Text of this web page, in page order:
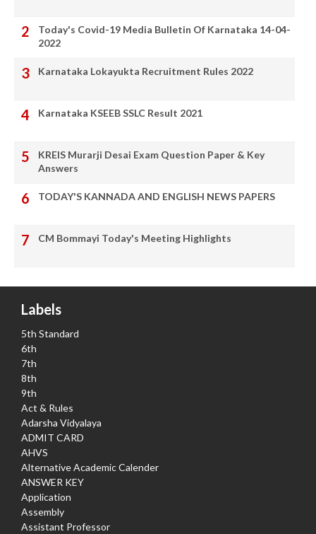
Today's Covid-19 Media Bulletin Of Karnataka 14-04-
2022
Karnataka Lokayukta Recruitment Rules 2022
Karnataka KSEEB SSLC Result 2021
KREIS Murarji Desai Exam Question Paper & Key
Answers
TODAY'S KANNADA AND ENGLISH NEWS PAPERS
CM Bommayi Today's Meeting Highlights
Labels
5th Standard
6th
7th
8th
9th
Act & Rules
Adarsha Vidyalaya
ADMIT CARD
AHVS
Alternative Academic Calender
ANSWER KEY
Application
Assembly
Assistant Professor